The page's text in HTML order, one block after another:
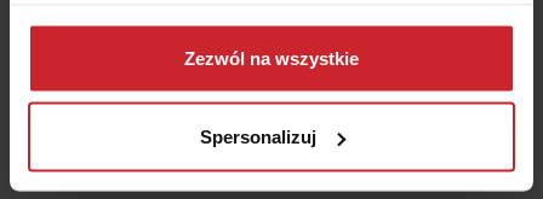
Dowiedz się więcej na temat tego, kim jesteśmy, jak
można się z nami skontaktować i w jaki sposób
przetwarzamy dane osobowe w ramachPolityki
Zezwól na wszystkie
Spersonalizuj
Ubezpieczenie bezterminowe – co to jest i jak działa?
Na polskim rynku ubezpieczeniowym istnieje szereg polis
zawierana jest na określony czas. Wśród ubezpieczeń na życie są
jednak też polisy i ubezpieczenia bezterminowe. Co to takiego?
Czytaj więcej